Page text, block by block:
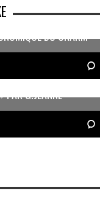
DU CNARM
ET RESPONSABLE
PAR G.JEANNE